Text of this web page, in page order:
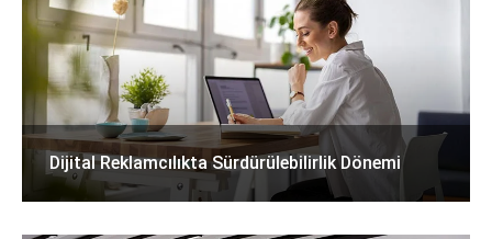
Dijital Reklamcılıkta Sürdürülebilirlik Dönemi